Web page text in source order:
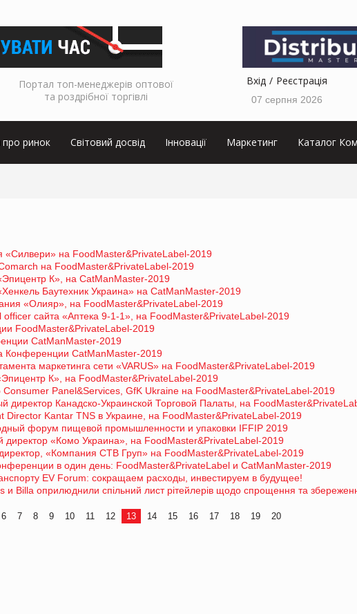
Портал топ-менеджерів оптової
та роздрібної торгівлі
Вхід Реєстрація
07 серпня 2026
ринок Світовий досвід Інновації Маркетинг Каталог
«Силвери» на FoodMaster&PrivateLabel-2019
на FoodMaster&PrivateLabel-2019
К», на CatManMaster-2019
Баутехник Украина» на CatManMaster-2019
«Олияр», на FoodMaster&PrivateLabel-2019
сайта «Аптека 9-1-1», на FoodMaster&PrivateLabel-2019
FoodMaster&PrivateLabel-2019
CatManMaster-2019
Конференции CatManMaster-2019
маркетинга сети «VARUS» на FoodMaster&PrivateLabel-2019
К», на FoodMaster&PrivateLabel-2019
Panel&Services, GfK Ukraine на FoodMaster&PrivateLabel-2019
директор Канадско-Украинской Торговой Палаты, на
Director Kantar TNS в Украине, на FoodMaster&PrivateLabel-2019
форум пищевой промышленности и упаковки IFFIP 2019
директор «Комо Украина», на FoodMaster&PrivateLabel-2019
«Компания СТВ Груп» на FoodMaster&PrivateLabel-2019
в один день: FoodMaster&PrivateLabel и CatManMaster-2019
EV Forum: сокращаем расходы, инвестируем в будущее!
Billa оприлюднили спільний лист рітейлерів щодо спрощення та
6 7 8 9 10 11 12 13 14 15 16 17 18 19 20